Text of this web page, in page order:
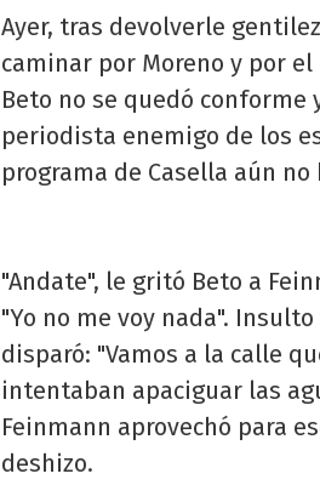
Ayer, tras devolverle
caminar por Moreno y por
Beto no se quedó conforme
periodista enemigo de los
programa de Casella aún
"Andate", le gritó Beto a
"Yo no me voy nada".
disparó: "Vamos a la calle
intentaban apaciguar las
Feinmann aprovechó para
deshizo.